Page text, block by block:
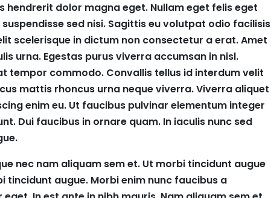
hendrerit dolor magna eget. Nullam eget felis eget
sed nisi. Sagittis eu volutpat odio facilisis
scelerisque in dictum non consectetur a erat. Amet
urna. Egestas purus viverra accumsan in nisl.
tempor commodo. Convallis tellus id interdum velit
mattis rhoncus urna neque viverra. Viverra aliquet
enim eu. Ut faucibus pulvinar elementum integer
Dui faucibus in ornare quam. In iaculis nunc sed
nec nam aliquam sem et. Ut morbi tincidunt augue
tincidunt augue. Morbi enim nunc faucibus a